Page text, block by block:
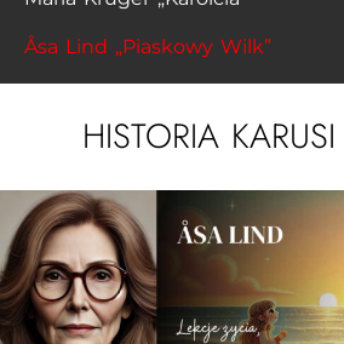
Åsa Lind „Piaskowy Wilk”
HISTORIA